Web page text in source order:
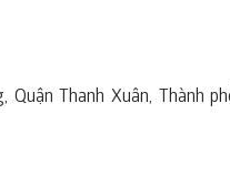
Thanh Xuân, Thành